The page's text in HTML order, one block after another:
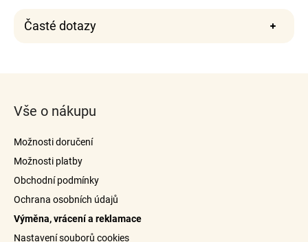
info@goldhair.cz
prodloužené vlasy
Časté dotazy
Vše o nákupu
Možnosti doručení
Možnosti platby
Obchodní podmínky
Ochrana osobních údajů
Výměna, vrácení a reklamace
Nastavení souborů cookies